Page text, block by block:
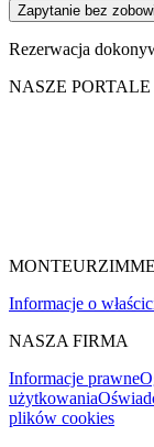
Zapytanie bez
Rezerwacja
NASZE PORTALE
Informacje o
NASZA FIRMA
Informacje prawne
użytkowania
plików cookies